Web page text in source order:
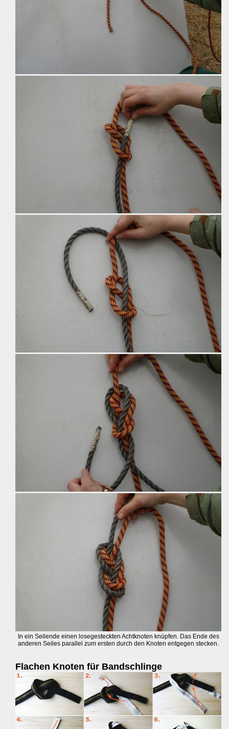
In ein Seilende einen losegesteckten Achtknoten knüpfen. Das Ende des
anderen Seiles parallel zum ersten durch den Knoten entgegen stecken.
Flachen Knoten für Bandschlinge